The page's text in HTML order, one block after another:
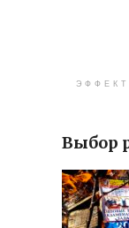
Выбор